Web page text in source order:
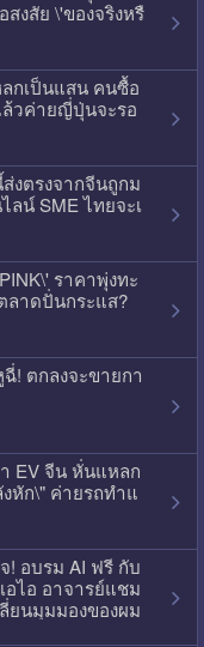
งสัย \'ของจริงหรื
กเป็นแสน คนซื้อ
วค่ายญี่ปุ่นจะรอ
งตรงจากจีนถูกม
น์ SME ไทยจะเ
ราคาพุ่งทะ
ลาดปั่นกระแส?
! ตกลงจะขายกา
EV จีน หั่นแหลก
หัก\" ค่ายรถทำแ
! อบรม AI ฟรี กับ
ไอ อาจารย์แชม
ยนมุมมองของผม